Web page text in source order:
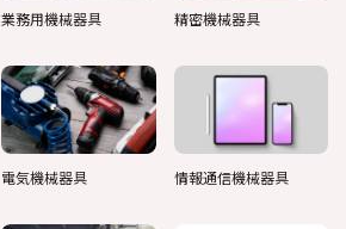
業務用機械器具 精密機械器具
電気機械器具 情報通信機械器具